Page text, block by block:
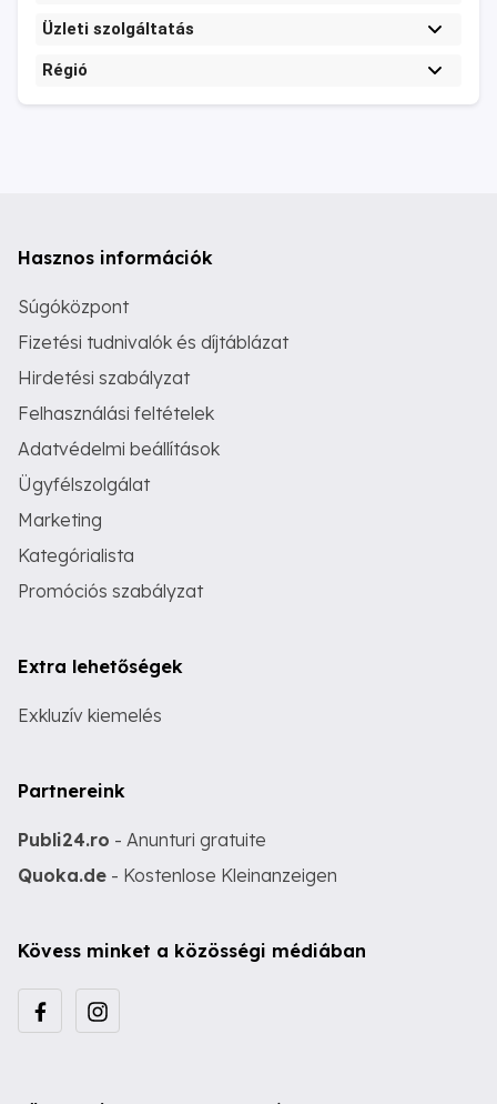
Üzleti szolgáltatás
Régió
Hasznos információk
Súgóközpont
Fizetési tudnivalók és díjtáblázat
Hirdetési szabályzat
Felhasználási feltételek
Adatvédelmi beállítások
Ügyfélszolgálat
Marketing
Kategórialista
Promóciós szabályzat
Extra lehetőségek
Exkluzív kiemelés
Partnereink
Publi24.ro - Anunturi gratuite
Quoka.de - Kostenlose Kleinanzeigen
Kövess minket a közösségi médiában